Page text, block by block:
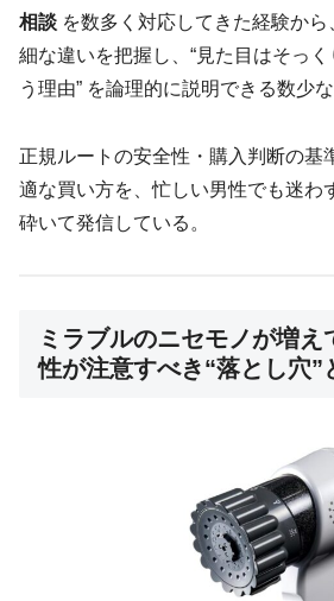
相談 を数多く対応してきた経験か
細な違いを把握し、“見た目はそっ
う理由” を論理的に説明できる数少
正規ルートの安全性・購入判断の基
適な買い方を、忙しい男性でも迷わ
砕いて発信している。
ミラブルのニセモノが増え
性が注意すべき“落とし穴”